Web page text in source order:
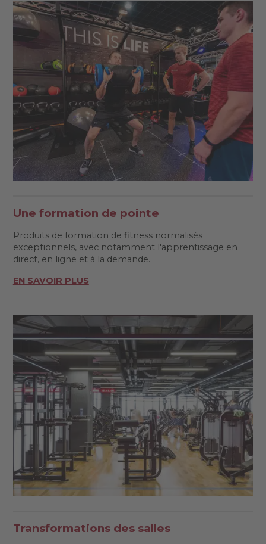
Une formation de pointe
Produits de formation de fitness normalisés
exceptionnels, avec notamment l'apprentissage en
direct, en ligne et à la demande.
EN SAVOIR PLUS
Transformations des salles